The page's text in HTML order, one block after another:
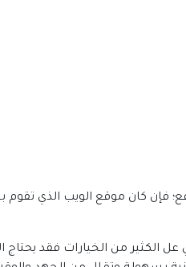
فإن كان موقع الويب الذي
الكثير من الخيارات فقد يحتاج